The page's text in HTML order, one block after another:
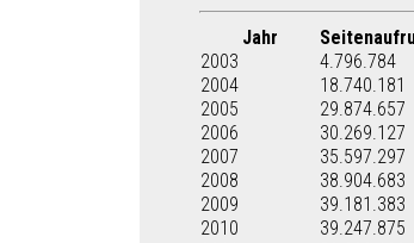
Jahr
2003
4.796.784
2004
18.740.181
2005
29.874.657
2006
30.269.127
2007
35.597.297
2008
38.904.683
2009
39.181.383
2010
39.247.875